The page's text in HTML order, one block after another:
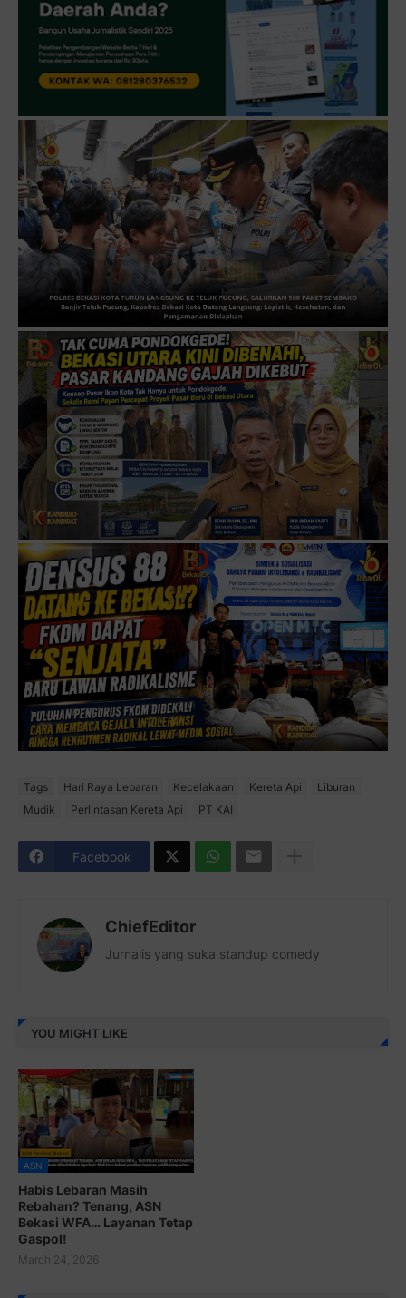
Tags Hari Raya Lebaran Kecelakaan Kereta Api
Liburan
Mudik
Perlintasan Kereta Api PT KAI
Facebook
ChiefEditor
Jurnalis yang suka standup comedy
YOU MIGHT LIKE
ASN
Habis Lebaran Masih
Rebahan? Tenang, ASN
Bekasi WFA… Layanan Tetap
Gaspol!
March 24, 2026